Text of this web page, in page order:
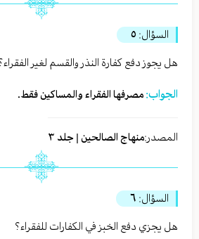
السؤال: ٥
هل يجوز دفع كفارة النذر والقسم لغير
الجواب: مصرفها الفقراء والمساكين فقط.
المصدر:منهاج الصالحين | جلد ٣
السؤال: ٦
هل يجزي دفع الخبز في الكفارات للفقراء؟